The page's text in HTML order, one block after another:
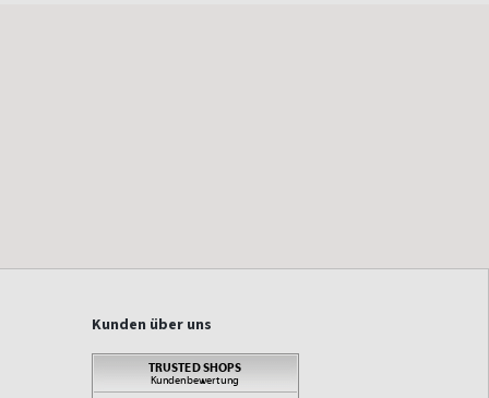
Kunden über uns